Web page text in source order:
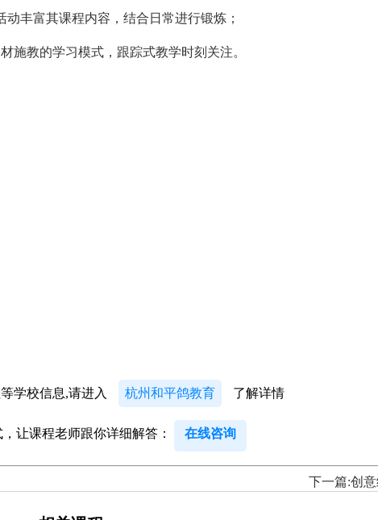
丰富其课程内容，结合日常进行锻炼；
施教的学习模式，跟踪式教学时刻关注。
学校信息,请进入 杭州和平鸽教育 了解详情
让课程老师跟你详细解答： 在线咨询
下一篇:创